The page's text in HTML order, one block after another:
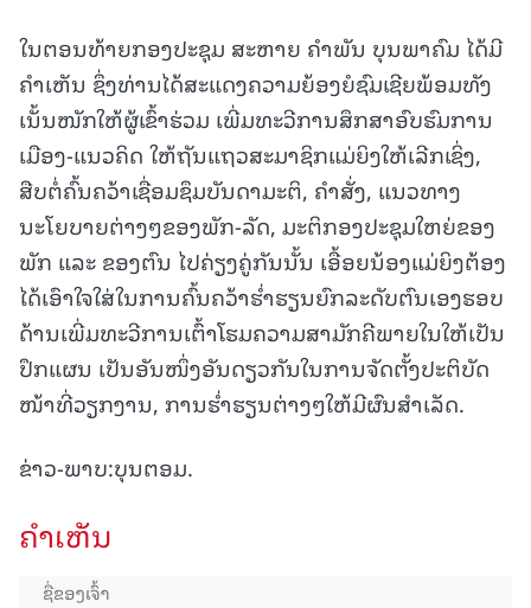
ໃນຕອນທ້າຍກອງປະຊຸມ ສະຫາຍ ຄຳພັນ ບຸນພາຄົມ ໄດ້ມີ
ຄຳເຫັນ ຊຶ່ງທ່ານໄດ້ສະແດງຄວາມຍ້ອງຍໍຊົມເຊີຍພ້ອມທັງ
ເນັ້ນໜັກໃຫ້ຜູ້ເຂົ້າຮ່ວມ ເພີ່ມທະວີການສຶກສາອົບຮົມການ
ເມືອງ-ແນວຄິດ ໃຫ້ຖັນແຖວສະມາຊິກແມ່ຍິງໃຫ້ເລີກເຊິ່ງ,
ສືບຕໍ່ຄົ້ນຄວ້າເຊື່ອມຊຶມບັນດາມະຕິ, ຄຳສັ່ງ, ແນວທາງ
ນະໂຍບາຍຕ່າງໆຂອງພັກ-ລັດ, ມະຕິກອງປະຊຸມໃຫຍ່ຂອງ
ພັກ ແລະ ຂອງຕົນ ໄປຄ່ຽງຄູ່ກັນນັ້ນ ເອື້ອຍນ້ອງແມ່ຍິງຕ້ອງ
ໄດ້ເອົາໃຈໃສ່ໃນການຄົ້ນຄວ້າຮ່ຳຮຽນຍົກລະດັບຕົນເອງຮອບ
ດ້ານເພີ່ມທະວີການເຕົ້າໂຮມຄວາມສາມັກຄີພາຍໃນໃຫ້ເປັນ
ປຶກແຜນ ເປັນອັນໜຶ່ງອັນດຽວກັນໃນການຈັດຕັ້ງປະຕິບັດ
ໜ້າທີ່ວຽກງານ, ການຮ່ຳຮຽນຕ່າງໆໃຫ້ມີຜົນສຳເລັດ.
ຂ່າວ-ພາບ:ບຸນຕອມ.
ຄໍາເຫັນ